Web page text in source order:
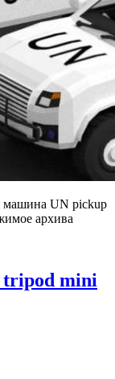
машина UN pickup
архива
tripod mini